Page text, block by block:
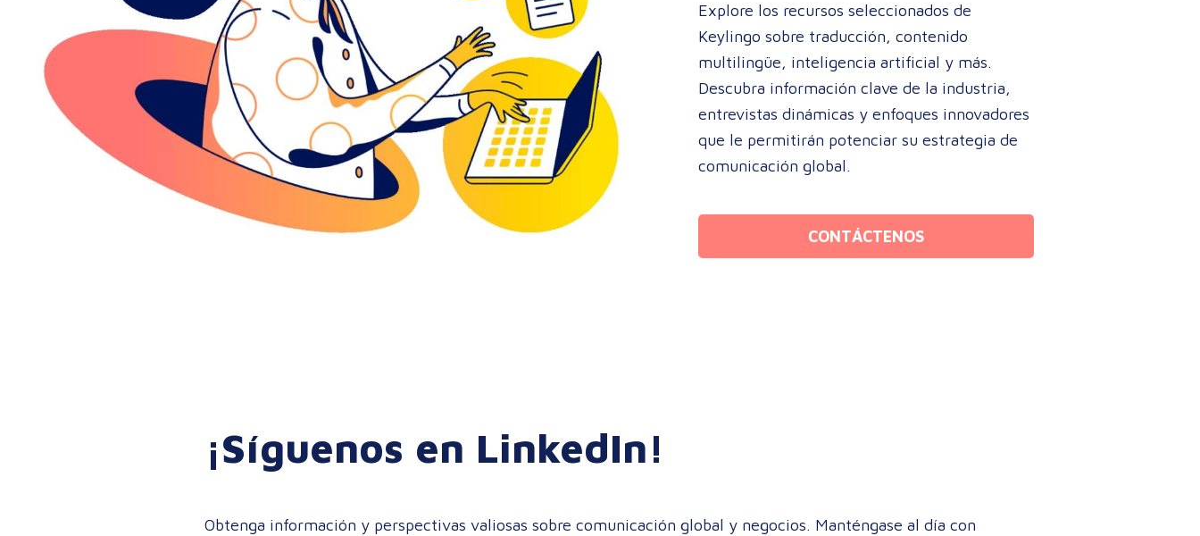
Explore los recursos seleccionados de
Keylingo sobre traducción, contenido
multilingüe, inteligencia artificial y más.
Descubra información clave de la industria,
entrevistas dinámicas y enfoques innovadores
que le permitirán potenciar su estrategia de
comunicación global.
CONTÁCTENOS
¡Síguenos en LinkedIn!
Obtenga información y perspectivas valiosas sobre comunicación global y negocios. Manténgase al día con